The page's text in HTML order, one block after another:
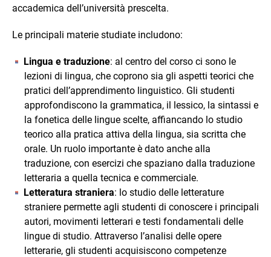
accademica dell’università prescelta.
Le principali materie studiate includono:
Lingua e traduzione: al centro del corso ci sono le
lezioni di lingua, che coprono sia gli aspetti teorici che
pratici dell’apprendimento linguistico. Gli studenti
approfondiscono la grammatica, il lessico, la sintassi e
la fonetica delle lingue scelte, affiancando lo studio
teorico alla pratica attiva della lingua, sia scritta che
orale. Un ruolo importante è dato anche alla
traduzione, con esercizi che spaziano dalla traduzione
letteraria a quella tecnica e commerciale.
Letteratura straniera: lo studio delle letterature
straniere permette agli studenti di conoscere i principali
autori, movimenti letterari e testi fondamentali delle
lingue di studio. Attraverso l’analisi delle opere
letterarie, gli studenti acquisiscono competenze